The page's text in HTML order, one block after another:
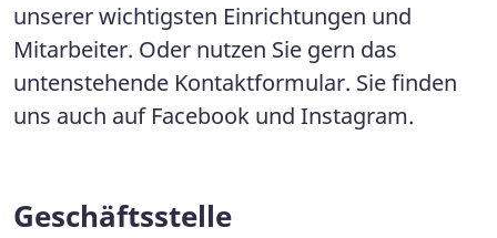
unserer wichtigsten Einrichtungen und
Mitarbeiter. Oder nutzen Sie gern das
untenstehende Kontaktformular. Sie finden
uns auch auf Facebook und Instagram.
Geschäftsstelle